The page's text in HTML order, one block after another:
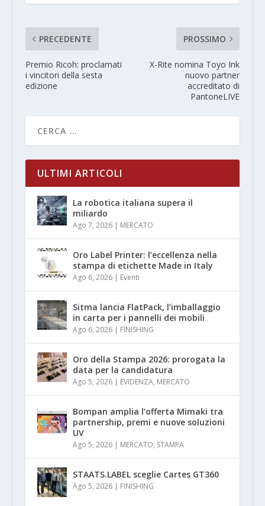
PRECEDENTE
Premio Ricoh: proclamati
i vincitori della sesta
edizione
PROSSIMO
X-Rite nomina Toyo Ink
nuovo partner
accreditato di
PantoneLIVE
ULTIMI ARTICOLI
La robotica italiana supera il
miliardo
Ago 7, 2026| MERCATO
Oro Label Printer: l’eccellenza nella
stampa di etichette Made in Italy
Ago 6, 2026| Eventi
Sitma lancia FlatPack, l’imballaggio
in carta per i pannelli dei mobili
Ago 6, 2026| FINISHING
Oro della Stampa 2026: prorogata la
data per la candidatura
Ago 5, 2026| EVIDENZA, MERCATO
Bompan amplia l’offerta Mimaki tra
partnership, premi e nuove soluzioni
UV
Ago 5, 2026| MERCATO, STAMPA
STAATS.LABEL sceglie Cartes GT360
Ago 5, 2026| FINISHING